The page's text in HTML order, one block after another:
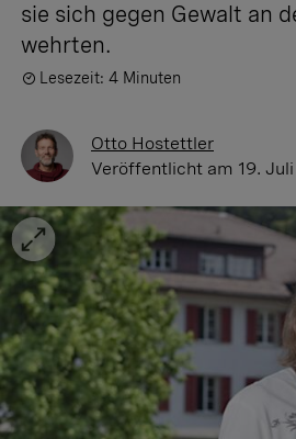
sie sich gegen Gewalt an
wehrten.
Lesezeit: 4 Minuten
Otto Hostettler
Veröffentlicht am 19.